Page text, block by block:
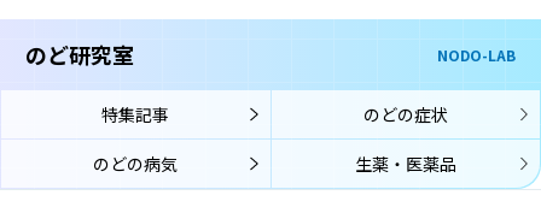
舌苔
舌苔（ぜったい）とは、舌表面に付着した白い苔（こけ）のような物
です。真っ白ではなく灰白色、黄白色のこともあります。
口腔咽頭カンジダ
こうくういんとうかんじだ
せいたいけっせつ
声帯結節は、声帯に結節（ペンだこのようなもの）ができて、声の変
化が起こる病気です。
喉頭アレルギー
こうとうあれるぎー
喉頭アレルギーでは、鼻や口からアレルゲン（アレルギーの原因物
質）が入り、喉頭の粘膜に到達してそこでアレルギー反応が起こり、
のどの症状が生じます。
のど研究室 NODO-LAB
特集記事 のどの症状
のどの病気 生薬・医薬品